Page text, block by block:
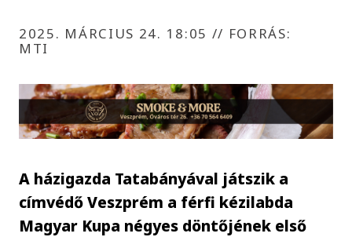
2025. MÁRCIUS 24. 18:05 // FORRÁS:
MTI
A házigazda Tatabányával játszik a
címvédő Veszprém a férfi kézilabda
Magyar Kupa négyes döntőjének első